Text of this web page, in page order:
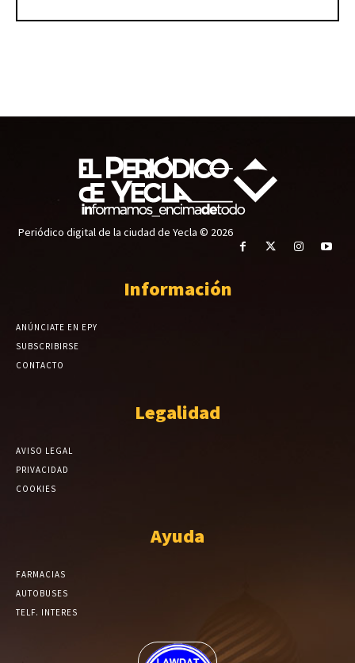
Periódico digital de la ciudad de Yecla © 2026
Información
ANÚNCIATE EN EPY
SUBSCRIBIRSE
CONTACTO
Legalidad
AVISO LEGAL
PRIVACIDAD
COOKIES
Ayuda
FARMACIAS
AUTOBUSES
TELF. INTERES